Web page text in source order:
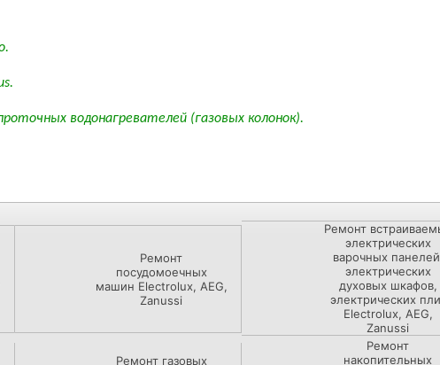
водонагревателей (газовых колонок).
Ремонт
посудомоечных
машин Electrolux, AEG,
Zanussi
Ремонт
электрических
варочных
электрических
духовых шкафов,
электрических
Electrolux, AEG,
Zanussi
Ремонт газовых
Ремонт
накопительных